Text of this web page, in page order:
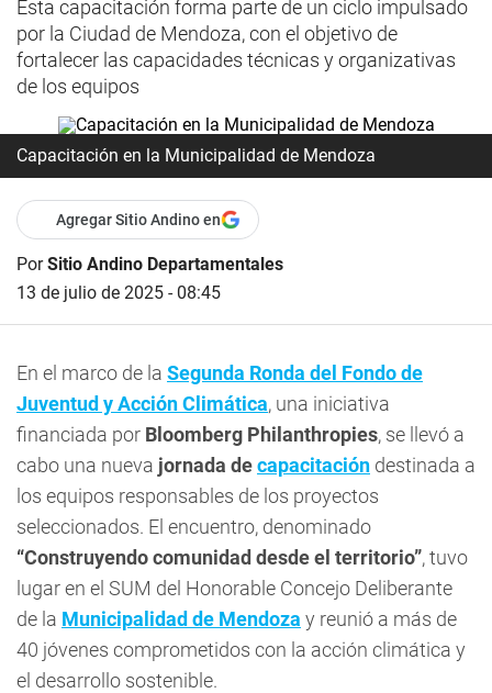
Esta capacitación forma parte de un ciclo impulsado
por la Ciudad de Mendoza, con el objetivo de
fortalecer las capacidades técnicas y organizativas
de los equipos
Capacitación en la Municipalidad de Mendoza
Agregar Sitio Andino en
PorSitio Andino Departamentales
13 de julio de 2025 - 08:45
En el marco de la Segunda Ronda del Fondo de
Juventud y Acción Climática, una iniciativa
financiada por Bloomberg Philanthropies, se llevó a
cabo una nueva jornada decapacitación destinada a
los equipos responsables de los proyectos
seleccionados. El encuentro, denominado
“Construyendo comunidad desde el territorio”, tuvo
lugar en el SUM del Honorable Concejo Deliberante
de la Municipalidad de Mendoza y reunió a más de
40 jóvenes comprometidos con la acción climática y
el desarrollo sostenible.